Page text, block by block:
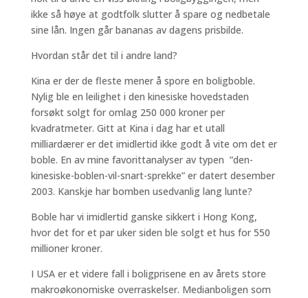
ikke så høye at godtfolk slutter å spare og nedbetale
sine lån. Ingen går bananas av dagens prisbilde.
Hvordan står det til i andre land?
Kina er der de fleste mener å spore en boligboble.
Nylig ble en leilighet i den kinesiske hovedstaden
forsøkt solgt for omlag 250 000 kroner per
kvadratmeter. Gitt at Kina i dag har et utall
milliardærer er det imidlertid ikke godt å vite om det er
boble. En av mine favorittanalyser av typen ”den-
kinesiske-boblen-vil-snart-sprekke” er datert desember
2003. Kanskje har bomben usedvanlig lang lunte?
Boble har vi imidlertid ganske sikkert i Hong Kong,
hvor det for et par uker siden ble solgt et hus for 550
millioner kroner.
I USA er et videre fall i boligprisene en av årets store
makroøkonomiske overraskelser. Medianboligen som